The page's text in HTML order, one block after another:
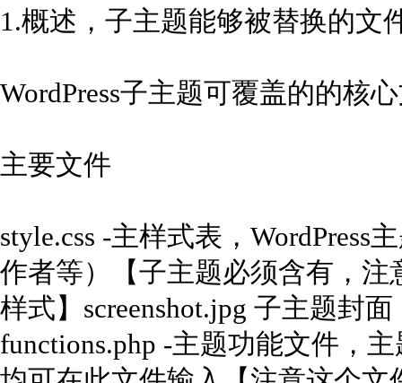
1.概述，子主题能够被替换的文
WordPress子主题可覆盖的的核
主要文件
style.css -主样式表，WordPress
作者等）【子主题必须含有，
样式】screenshot.jpg 子主题封
functions.php -主题功能文件，